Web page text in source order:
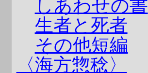
しあわせの書
生者と死者
その他短編
〈海方惣稔〉